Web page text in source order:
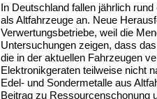
In Deutschland fallen jährlich
als Altfahrzeuge an. Neue
Verwertungsbetriebe, weil die
Untersuchungen zeigen, dass
die in der aktuellen Fahrzeugen
Elektronikgeraten teilweise nicht
Edel- und Sondermetalle aus
Beitrag zu Ressourcenschonung